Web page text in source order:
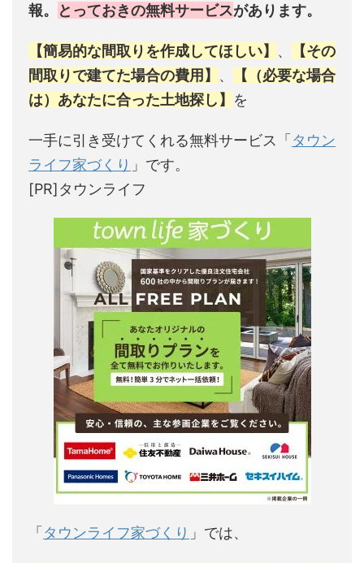
報。
とっておきの無料サービスがあります。
【簡易的な間取りを作成してほしい】 、
【その
間取りで建てた場合の費用】 、
【（必要な場合
は）あなたに合った土地探し】 を
一手に引き受けてくれる無料サービス「タウン
ライフ家づくり 」です。
[PR]タウンライフ
「タウンライフ家づくり 」では、